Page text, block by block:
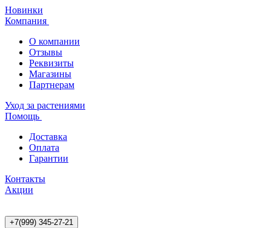
Новинки
Компания
О компании
Отзывы
Реквизиты
Магазины
Партнерам
Уход за растениями
Помощь
Доставка
Оплата
Гарантии
Контакты
Акции
+7(999) 345-27-21